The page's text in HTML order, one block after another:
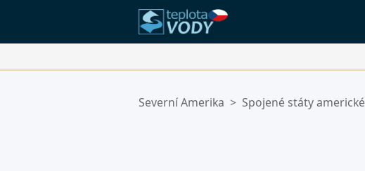
Váš seznam oblíbených je prázdný.
Severní Amerika > Spojené státy americké